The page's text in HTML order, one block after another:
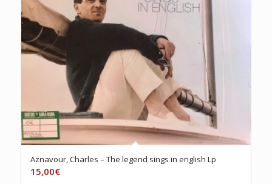
Aznavour, Charles – The legend sings in english Lp
15,00€